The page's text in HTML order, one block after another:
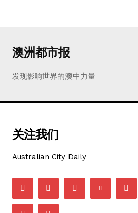
澳洲都市报
发现影响世界的澳中力量
关注我们
Australian City Daily